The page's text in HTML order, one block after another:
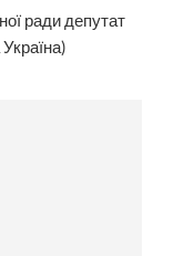
ради депутат